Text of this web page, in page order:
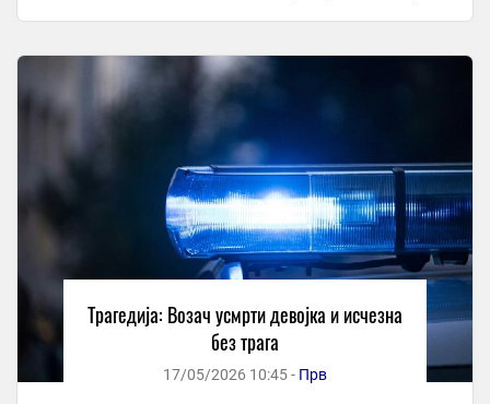
Трагедија: Возач усмрти девојка и исчезна
без трага
17/05/2026 10:45 - Прв